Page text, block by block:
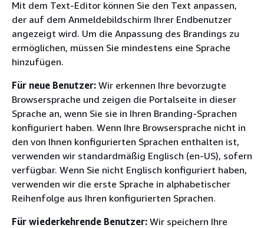
Mit dem Text-Editor können Sie den Text anpassen,
der auf dem Anmeldebildschirm Ihrer Endbenutzer
angezeigt wird. Um die Anpassung des Brandings zu
ermöglichen, müssen Sie mindestens eine Sprache
hinzufügen.
Für neue Benutzer: Wir erkennen Ihre bevorzugte
Browsersprache und zeigen die Portalseite in dieser
Sprache an, wenn Sie sie in Ihren Branding-Sprachen
konfiguriert haben. Wenn Ihre Browsersprache nicht in
den von Ihnen konfigurierten Sprachen enthalten ist,
verwenden wir standardmäßig Englisch (en-US), sofern
verfügbar. Wenn Sie nicht Englisch konfiguriert haben,
verwenden wir die erste Sprache in alphabetischer
Reihenfolge aus Ihren konfigurierten Sprachen.
Für wiederkehrende Benutzer: Wir speichern Ihre